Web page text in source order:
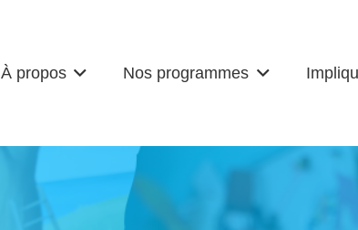
À propos Nos programmes